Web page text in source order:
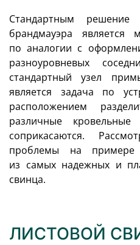
Стандартным
брандмауэра является
по аналогии с
разноуровневых
стандартный узел
является задача по
расположением
различные
соприкасаются.
проблемы на примере
из самых надежных и
свинца.
ЛИСТОВОЙ